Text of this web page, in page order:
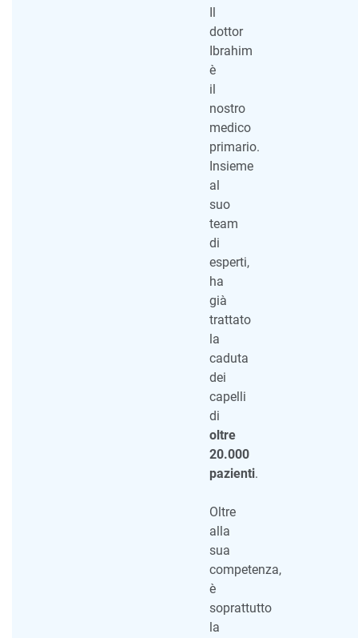
dottor
Ibrahim
è
il
nostro
medico
primario.
Insieme
al
suo
team
di
esperti,
ha
già
trattato
la
caduta
dei
capelli
di
oltre
20.000
pazienti.
Oltre
alla
sua
competenza,
è
soprattutto
la